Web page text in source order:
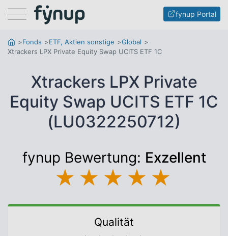
Menu fynup Portal
Fonds ETF, Aktien sonstige
Global
Xtrackers LPX Private Equity Swap UCITS ETF 1C
Xtrackers LPX Private
Equity Swap UCITS ETF 1C
(LU0322250712)
fynup Bewertung: Exzellent
★ ★ ★ ★ ★
Qualität